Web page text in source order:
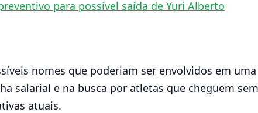
para possível saída de Yuri Alberto
nomes que poderiam ser envolvidos em
salarial e na busca por atletas que cheguem
atuais.